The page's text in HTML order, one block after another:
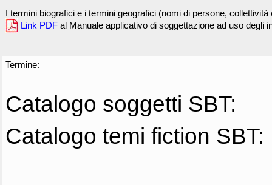
I termini biografici e i termini geografici (nomi di persone,
Link PDF al Manuale applicativo di soggettazione ad uso degli
Termine:
Catalogo soggetti SBT:
Catalogo temi fiction SBT: